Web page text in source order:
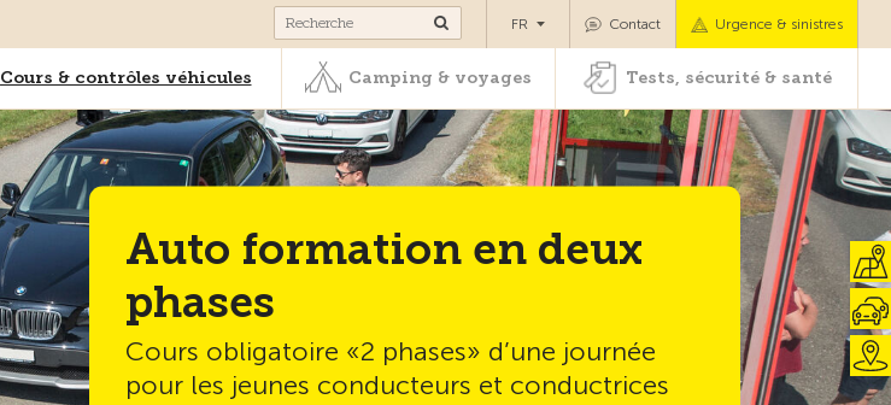
Cours & contrôles véhicules Camping & voyages Tests, sécurité & santé
Contact Urgence & sinistres
FR
Cours & contrôles véhicules Camping & voyages Tests, sécurité & santé
Auto formation en deux
phases
Cours obligatoire «2 phases» d’une journée
pour les jeunes conducteurs et conductrices